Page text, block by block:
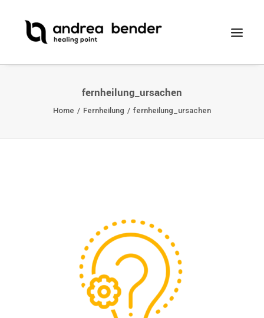
fernheilung_ursachen
Home Fernheilung fernheilung_ursachen